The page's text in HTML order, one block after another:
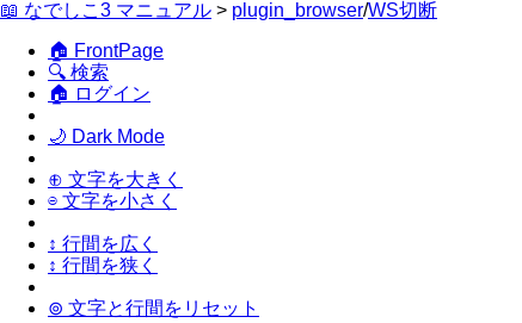
📖 なでしこ3 マニュアル > plugin_browser/WS切断
🏠 FrontPage
🔍 検索
🏠 ログイン
🌙 Dark Mode
⊕ 文字を大きく
⊖ 文字を小さく
↕ 行間を広く
↕ 行間を狭く
⊚ 文字と行間をリセット